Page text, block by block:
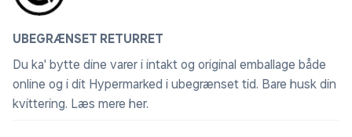
UBEGRÆNSET RETURRET
Du ka' bytte dine varer i intakt og original emballage både
online og i dit Hypermarked i ubegrænset tid. Bare husk din
kvittering. Læs mere her.